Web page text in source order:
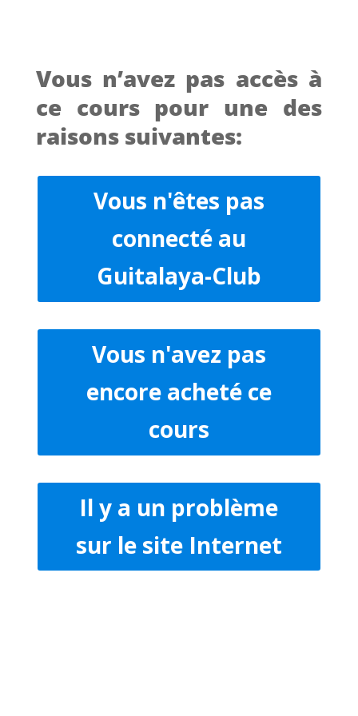
Vous n’avez pas accès à
ce cours pour une des
raisons suivantes:
Vous n'êtes pas
connecté au
Guitalaya-Club
Vous n'avez pas
encore acheté ce
cours
Il y a un problème
sur le site Internet